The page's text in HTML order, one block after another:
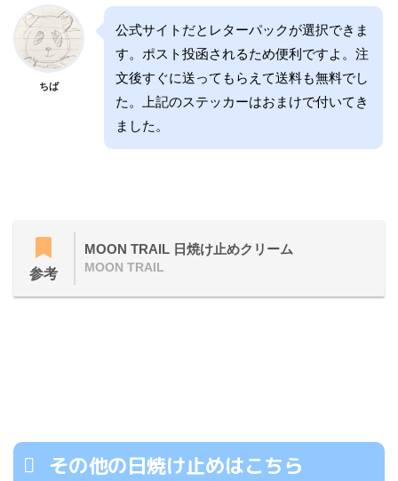
ちば
公式サイトだとレターパックが選択できま
す。ポスト投函されるため便利ですよ。注
文後すぐに送ってもらえて送料も無料でし
た。上記のステッカーはおまけで付いてき
ました。
参考
MOON TRAIL 日焼け止めクリーム
MOON TRAIL
その他の日焼け止めはこちら